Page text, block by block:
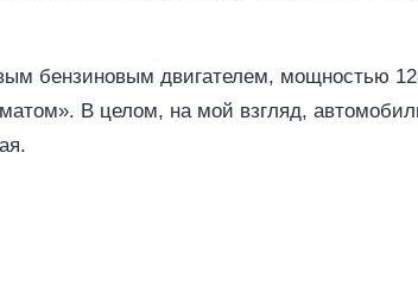
бензиновым двигателем, мощностью
В целом, на мой взгляд,